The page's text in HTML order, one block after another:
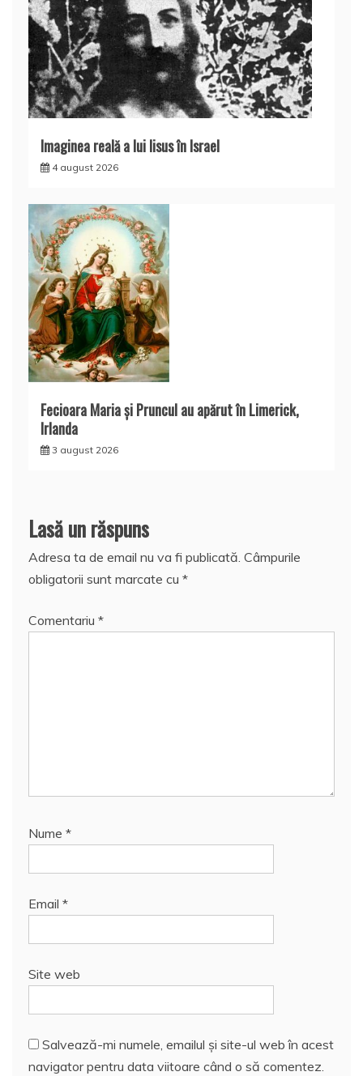
Imaginea reală a lui Iisus în Israel
4 august 2026
Fecioara Maria şi Pruncul au apărut în Limerick,
Irlanda
3 august 2026
Lasă un răspuns
Adresa ta de email nu va fi publicată. Câmpurile
obligatorii sunt marcate cu *
Comentariu *
Nume *
Email *
Site web
Salvează-mi numele, emailul și site-ul web în acest
navigator pentru data viitoare când o să comentez.